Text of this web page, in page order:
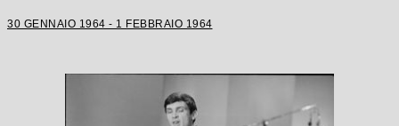
30 GENNAIO 1964 - 1 FEBBRAIO 1964